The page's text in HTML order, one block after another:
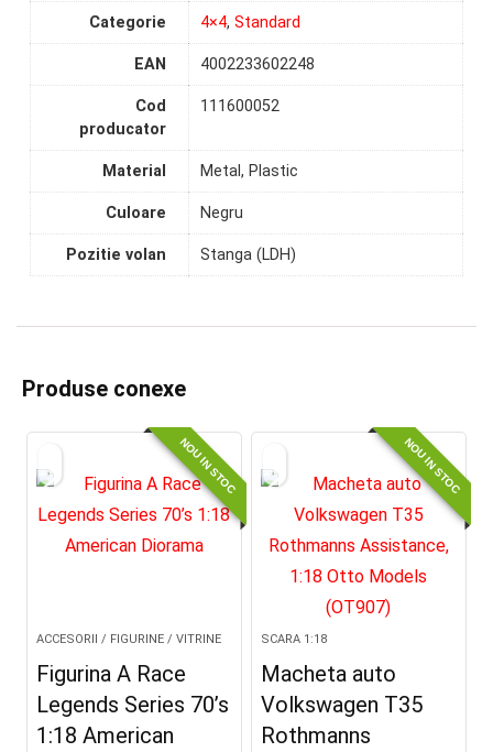
Categorie 4×4, Standard
EAN 4002233602248
Cod
producator
111600052
Material Metal, Plastic
Culoare Negru
Pozitie volan Stanga (LDH)
Produse conexe
NOU IN STOC
ACCESORII / FIGURINE / VITRINE
Figurina A Race
Legends Series 70’s
1:18 American
NOU IN STOC
SCARA 1:18
Macheta auto
Volkswagen T35
Rothmanns